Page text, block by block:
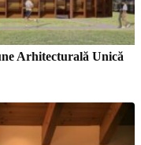
Arhitecturală Unică